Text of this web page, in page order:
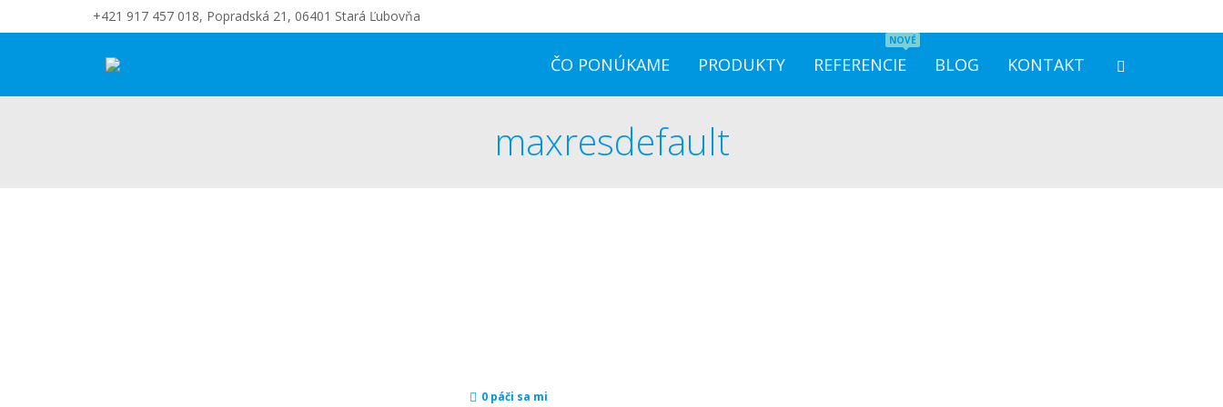
+421 917 457 018, Popradská 21, 06401 Stará Ľubovňa
ČO PONÚKAME PRODUKTY REFERENCIE BLOG KONTAKT
maxresdefault
0 páči sa mi